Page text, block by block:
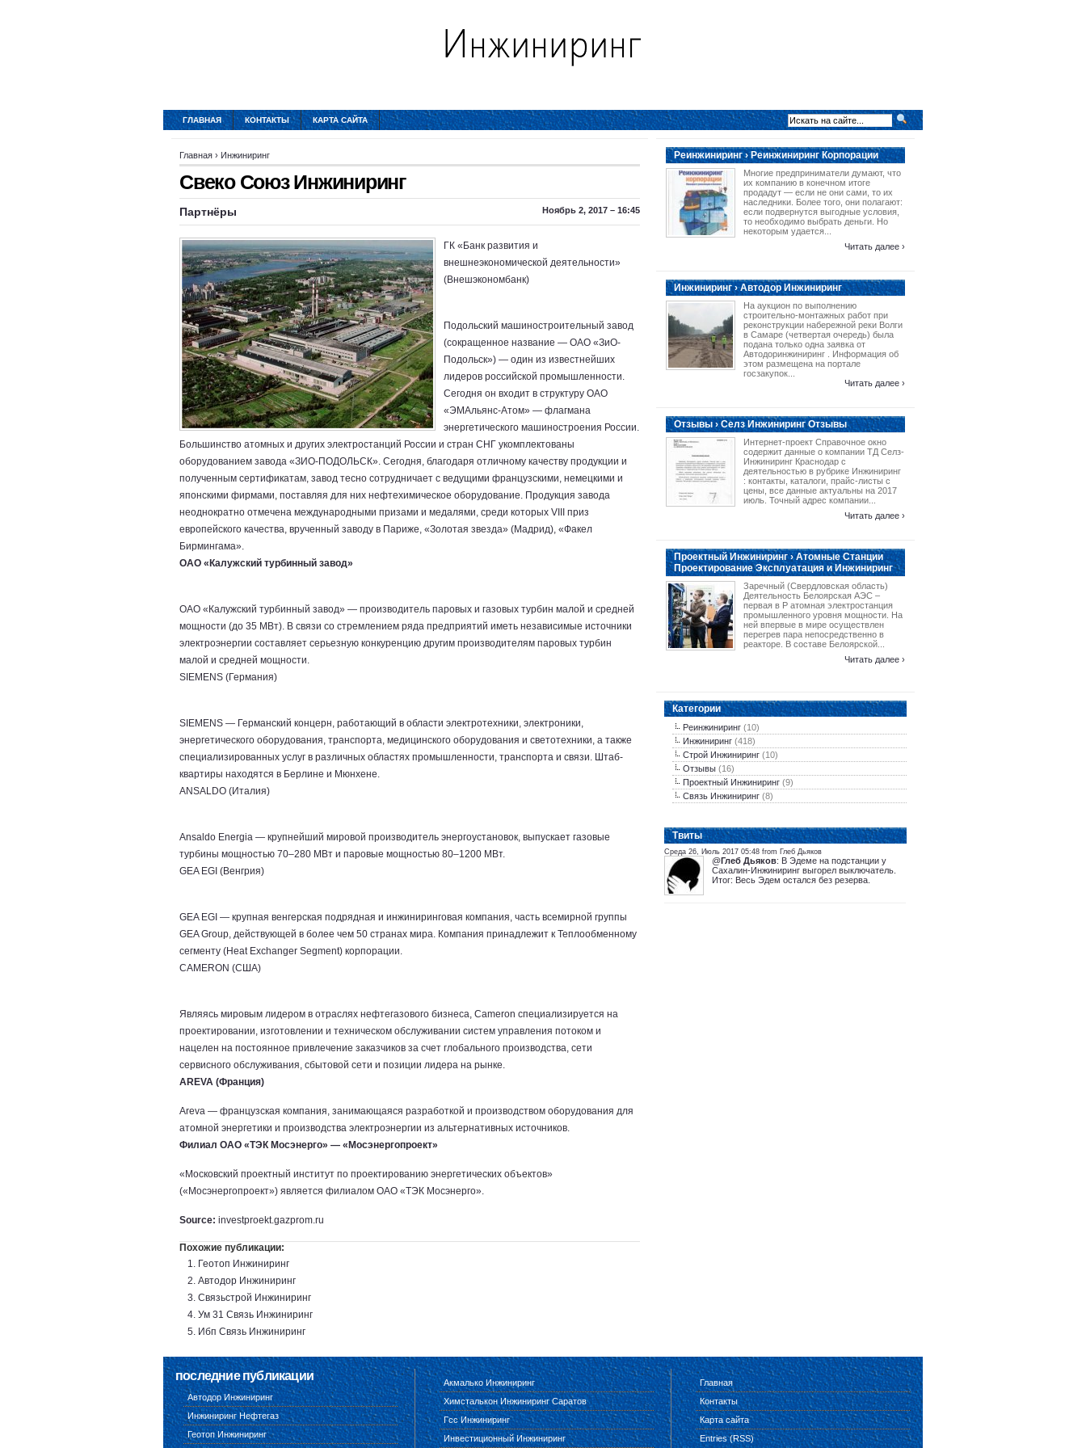
ГЛАВНАЯ КОНТАКТЫ КАРТА САЙТА
Главная › Инжиниринг
Свеко Союз Инжиниринг
Партнёры Ноябрь 2, 2017 – 16:45
ГК «Банк развития и
внешнеэкономической деятельности»
(Внешэкономбанк)
Подольский машиностроительный завод
(сокращенное название — ОАО «ЗиО-
Подольск») — один из известнейших
лидеров российской промышленности.
Сегодня он входит в структуру ОАО
«ЭМАльянс-Атом» — флагмана
энергетического машиностроения России.
Большинство атомных и других электростанций России и стран СНГ укомплектованы
оборудованием завода «ЗИО-ПОДОЛЬСК». Сегодня, благодаря отличному качеству продукции и
полученным сертификатам, завод тесно сотрудничает с ведущими французскими, немецкими и
японскими фирмами, поставляя для них нефтехимическое оборудование. Продукция завода
неоднократно отмечена международными призами и медалями, среди которых VIII приз
европейского качества, врученный заводу в Париже, «Золотая звезда» (Мадрид), «Факел
Бирмингама».
ОАО «Калужский турбинный завод»
ОАО «Калужский турбинный завод» — производитель паровых и газовых турбин малой и средней
мощности (до 35 МВт). В связи со стремлением ряда предприятий иметь независимые источники
электроэнергии составляет серьезную конкуренцию другим производителям паровых турбин
малой и средней мощности.
SIEMENS (Германия)
SIEMENS — Германский концерн, работающий в области электротехники, электроники,
энергетического оборудования, транспорта, медицинского оборудования и светотехники, а также
специализированных услуг в различных областях промышленности, транспорта и связи. Штаб-
квартиры находятся в Берлине и Мюнхене.
ANSALDO (Италия)
Ansaldo Energia — крупнейший мировой производитель энергоустановок, выпускает газовые
турбины мощностью 70–280 МВт и паровые мощностью 80–1200 МВт.
GEA EGI (Венгрия)
GEA EGI — крупная венгерская подрядная и инжиниринговая компания, часть всемирной группы
GEA Group, действующей в более чем 50 странах мира. Компания принадлежит к Теплообменному
сегменту (Heat Exchanger Segment) корпорации.
CAMERON (США)
Являясь мировым лидером в отраслях нефтегазового бизнеса, Cameron специализируется на
проектировании, изготовлении и техническом обслуживании систем управления потоком и
нацелен на постоянное привлечение заказчиков за счет глобального производства, сети
сервисного обслуживания, сбытовой сети и позиции лидера на рынке.
AREVA (Франция)
Areva — французская компания, занимающаяся разработкой и производством оборудования для
атомной энергетики и производства электроэнергии из альтернативных источников.
Филиал ОАО «ТЭК Мосэнерго» — «Мосэнергопроект»
«Московский проектный институт по проектированию энергетических объектов»
(«Мосэнергопроект») является филиалом ОАО «ТЭК Мосэнерго».
Source: investproekt.gazprom.ru
Похожие публикации:
Геотоп Инжиниринг
Автодор Инжиниринг
Связьстрой Инжиниринг
Ум 31 Связь Инжиниринг
Ибп Связь Инжиниринг
Реинжиниринг › Реинжиниринг Корпорации
Многие предприниматели думают, что
их компанию в конечном итоге
продадут — если не они сами, то их
наследники. Более того, они полагают:
если подвернутся выгодные условия,
то необходимо выбрать деньги. Но
некоторым удается...
Читать далее ›
Инжиниринг › Автодор Инжиниринг
На аукцион по выполнению
строительно-монтажных работ при
реконструкции набережной реки Волги
в Самаре (четвертая очередь) была
подана только одна заявка от
Автодоринжиниринг . Информация об
этом размещена на портале
госзакупок...
Читать далее ›
Отзывы › Селз Инжиниринг Отзывы
Интернет-проект Справочное окно
содержит данные о компании ТД Селз-
Инжиниринг Краснодар с
деятельностью в рубрике Инжиниринг
: контакты, каталоги, прайс-листы с
цены, все данные актуальны на 2017
июль. Точный адрес компании...
Читать далее ›
Проектный Инжиниринг › Атомные Станции
Проектирование Эксплуатация и Инжиниринг
Заречный (Свердловская область)
Деятельность Белоярская АЭС –
первая в Р атомная электростанция
промышленного уровня мощности. На
ней впервые в мире осуществлен
перегрев пара непосредственно в
реакторе. В составе Белоярской...
Читать далее ›
Категории
Реинжиниринг (10)
Инжиниринг (418)
Строй Инжиниринг (10)
Отзывы (16)
Проектный Инжиниринг (9)
Связь Инжиниринг (8)
Tвиты
Среда 26, Июль 2017 05:48 from Глеб Дьяков
@Глеб Дьяков: В Эдеме на подстанции у
Сахалин-Инжиниринг выгорел выключатель.
Итог: Весь Эдем остался без резерва.
последние публикации
Автодор Инжиниринг
Инжиниринг Нефтегаз
Геотоп Инжиниринг
Акмалько Инжиниринг
Химсталькон Инжиниринг Саратов
Гсс Инжиниринг
Инвестиционный Инжиниринг
Главная
Контакты
Карта сайта
Entries (RSS)